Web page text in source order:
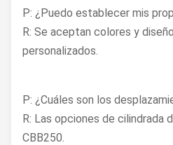
P: ¿Puedo establecer mis
R: Se aceptan colores y
personalizados.
P: ¿Cuáles son los
R: Las opciones de cilindrada
CBB250.